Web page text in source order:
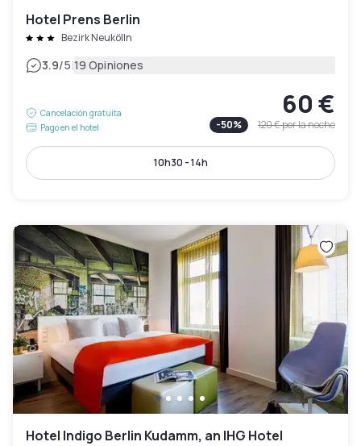
Hotel Prens Berlin
Bezirk Neukölln
3.9/5|19 Opiniones
Cancelación gratuita
Pago en el hotel
60 €
-50% 120 €por la noche
10h30 - 14h
Hotel Indigo Berlin Kudamm, an IHG Hotel